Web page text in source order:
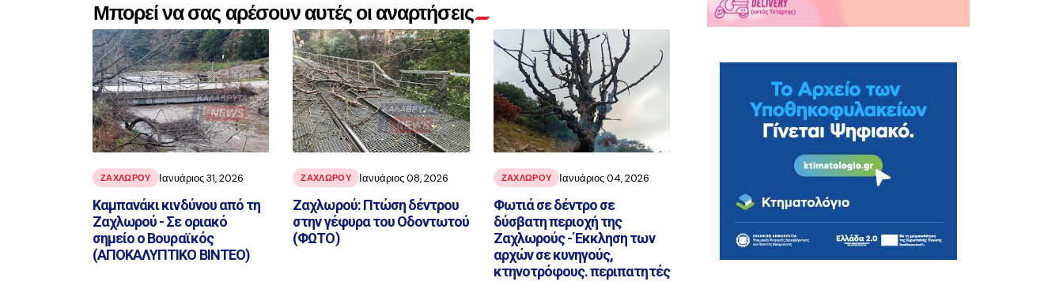
Μπορεί να σας αρέσουν αυτές οι αναρτήσεις
ΖΑΧΛΩΡΟΥ Ιανυάριος 31, 2026
Καμπανάκι κινδύνου από τη
Ζαχλωρού - Σε οριακό
σημείο ο Βουραϊκός
(ΑΠΟΚΑΛΥΠΤΙΚΟ ΒΙΝΤΕΟ)
ΖΑΧΛΩΡΟΥ Ιανυάριος 08, 2026
Ζαχλωρού: Πτώση δέντρου
στην γέφυρα του Οδοντωτού
(ΦΩΤΟ)
ΖΑΧΛΩΡΟΥ Ιανυάριος 04, 2026
Φωτιά σε δέντρο σε
δύσβατη περιοχή της
Ζαχλωρούς - Έκκληση των
αρχών σε κυνηγούς,
κτηνοτρόφους. περιπατητές